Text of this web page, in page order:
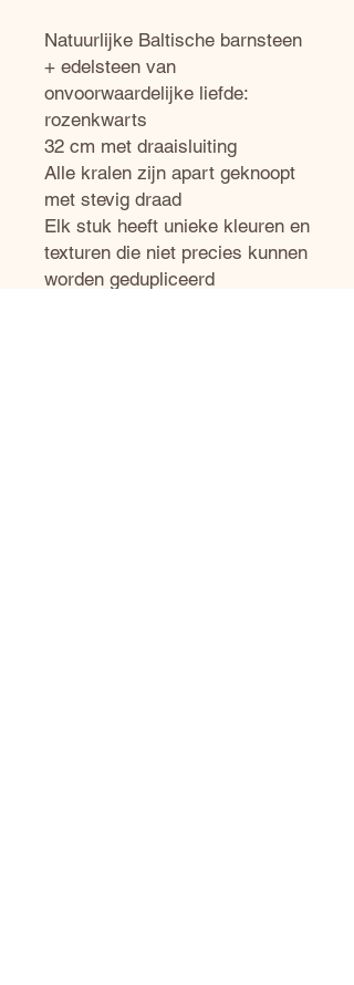
Natuurlijke Baltische barnsteen
+ edelsteen van
onvoorwaardelijke liefde:
rozenkwarts
32 cm met draaisluiting
Alle kralen zijn apart geknoopt
met stevig draad
Elk stuk heeft unieke kleuren en
texturen die niet precies kunnen
worden gedupliceerd